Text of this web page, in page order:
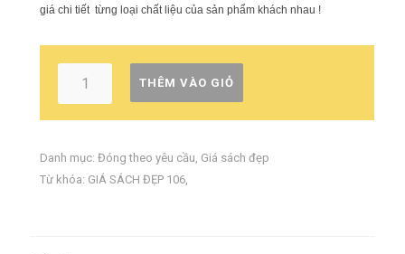
giá chi tiết từng loại chất liệu của sản phẩm khách nhau !
THÊM VÀO GIỎ
Danh mục: Đóng theo yêu cầu, Giá sách đẹp
Từ khóa: GIÁ SÁCH ĐẸP 106,